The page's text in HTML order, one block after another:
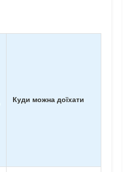
Куди можна доїхати